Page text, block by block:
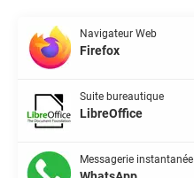
Navigateur Web
Firefox
Suite bureautique
LibreOffice
Messagerie instantanée